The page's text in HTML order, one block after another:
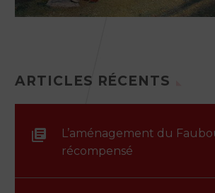
ARTICLES RÉCENTS
L’aménagement du
récompensé